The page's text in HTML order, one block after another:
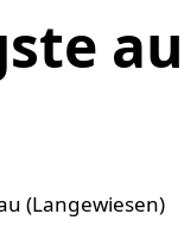
(Langewiesen)